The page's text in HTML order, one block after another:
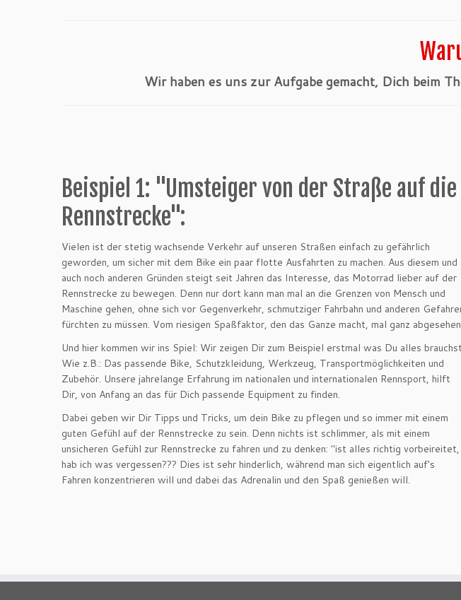
Wir haben es uns zur Aufgabe gemacht, Dich beim
Beispiel 1: "Umsteiger von der Straße auf die
Rennstrecke":
Vielen ist der stetig wachsende Verkehr auf unseren Straßen einfach zu gefährlich
geworden, um sicher mit dem Bike ein paar flotte Ausfahrten zu machen. Aus diesem und
auch noch anderen Gründen steigt seit Jahren das Interesse, das Motorrad lieber auf der
Rennstrecke zu bewegen. Denn nur dort kann man mal an die Grenzen von Mensch und
Maschine gehen, ohne sich vor Gegenverkehr, schmutziger Fahrbahn und anderen
fürchten zu müssen. Vom riesigen Spaßfaktor, den das Ganze macht, mal ganz
Und hier kommen wir ins Spiel: Wir zeigen Dir zum Beispiel erstmal was Du alles
Wie z.B.: Das passende Bike, Schutzkleidung, Werkzeug, Transportmöglichkeiten und
Zubehör. Unsere jahrelange Erfahrung im nationalen und internationalen Rennsport, hilft
Dir, von Anfang an das für Dich passende Equipment zu finden.
Dabei geben wir Dir Tipps und Tricks, um dein Bike zu pflegen und so immer mit einem
guten Gefühl auf der Rennstrecke zu sein. Denn nichts ist schlimmer, als mit einem
unsicheren Gefühl zur Rennstrecke zu fahren und zu denken: "ist alles richtig vorbeireitet,
hab ich was vergessen??? Dies ist sehr hinderlich, während man sich eigentlich auf's
Fahren konzentrieren will und dabei das Adrenalin und den Spaß genießen will.